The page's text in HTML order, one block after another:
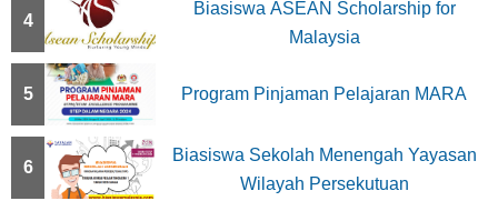
4
Biasiswa ASEAN Scholarship for
Malaysia
5 Program Pinjaman Pelajaran MARA
6
Biasiswa Sekolah Menengah Yayasan
Wilayah Persekutuan